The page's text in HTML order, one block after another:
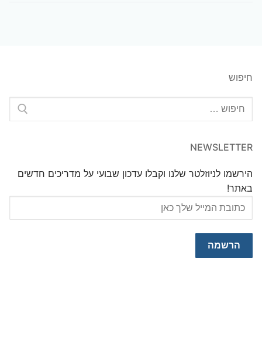
חיפוש
חפש:
NEWSLETTER
הירשמו לניוזלטר שלנו וקבלו עדכון שבועי על מדריכים חדשים
באתר!